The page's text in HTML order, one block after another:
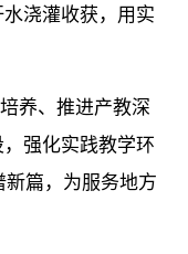
浇灌收获，用实
养、推进产教深
强化实践教学环
篇，为服务地方